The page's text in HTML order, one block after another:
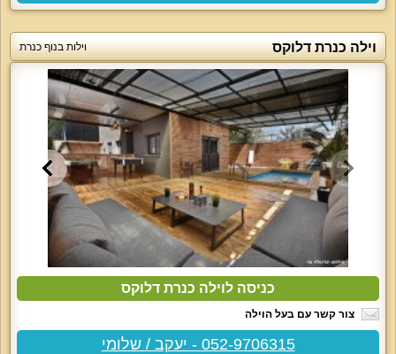
וילה כנרת דלוקס וילות בנוף כנרת
כניסה לוילה כנרת דלוקס
צור קשר עם בעל הוילה
052-9706315 - יעקב / שלומי